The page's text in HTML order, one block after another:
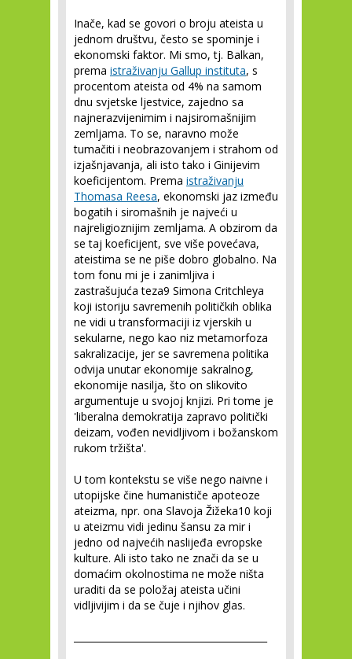
Inače, kad se govori o broju ateista u
jednom društvu, često se spominje i
ekonomski faktor. Mi smo, tj. Balkan,
prema istraživanju Gallup instituta, s
procentom ateista od 4% na samom
dnu svjetske ljestvice, zajedno sa
najnerazvijenimim i najsiromašnijim
zemljama. To se, naravno može
tumačiti i neobrazovanjem i strahom od
izjašnjavanja, ali isto tako i Ginijevim
koeficijentom. Prema istraživanju
Thomasa Reesa, ekonomski jaz između
bogatih i siromašnih je najveći u
najreligioznijim zemljama. A obzirom da
se taj koeficijent, sve više povećava,
ateistima se ne piše dobro globalno. Na
tom fonu mi je i zanimljiva i
zastrašujuća teza9 Simona Critchleya
koji istoriju savremenih političkih oblika
ne vidi u transformaciji iz vjerskih u
sekularne, nego kao niz metamorfoza
sakralizacije, jer se savremena politika
odvija unutar ekonomije sakralnog,
ekonomije nasilja, što on slikovito
argumentuje u svojoj knjizi. Pri tome je
'liberalna demokratija zapravo politički
deizam, vođen nevidljivom i božanskom
rukom tržišta'.
U tom kontekstu se više nego naivne i
utopijske čine humanističe apoteoze
ateizma, npr. ona Slavoja Žižeka10 koji
u ateizmu vidi jedinu šansu za mir i
jedno od najvećih naslijeđa evropske
kulture. Ali isto tako ne znači da se u
domaćim okolnostima ne može ništa
uraditi da se položaj ateista učini
vidljivijim i da se čuje i njihov glas.